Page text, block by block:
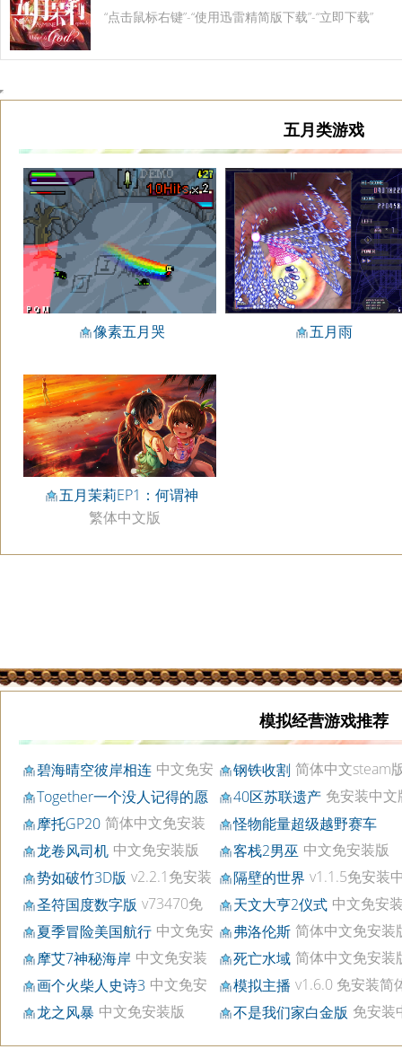
“点击鼠标右键”-“使用迅雷精简版下载”-“立即下载”
五月类游戏
像素五月哭 五月雨
五月茉莉EP1：何谓神
繁体中文版
模拟经营游戏推荐
碧海晴空彼岸相连 中文免安
装版
钢铁收割 简体中文steam
Together一个没人记得的愿
望 免安装中文版
40区苏联遗产 免安装中文
摩托GP20 简体中文免安装
版
怪物能量超级越野赛车
3 v20200423免安装中文版
龙卷风司机 中文免安装版 客栈2男巫 中文免安装版
势如破竹3D版 v2.2.1免安装
中文版
隔壁的世界 v1.1.5免安装
圣符国度数字版 v73470免
安装中文版
天文大亨2仪式 中文免安
夏季冒险美国航行 中文免安
装版
弗洛伦斯 简体中文免安装
摩艾7神秘海岸 中文免安装
版
死亡水域 简体中文免安装
画个火柴人史诗3 中文免安
装版
模拟主播 v1.6.0 免安装简
文版
龙之风暴 中文免安装版 不是我们家白金版 免安装